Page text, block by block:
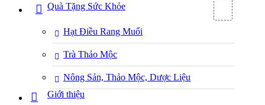
Quà Tặng Sức Khỏe
Hạt Điều Rang Muối
Trà Thảo Mộc
Nông Sản, Thảo Mộc, Dược Liệu
Giới thiệu